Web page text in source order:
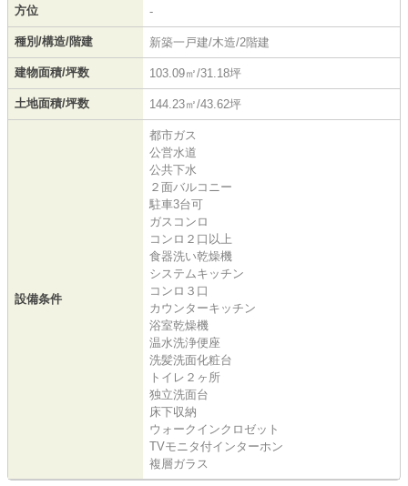
方位 -
種別/構造/階建 新築一戸建/木造/2階建
建物面積/坪数 103.09㎡/31.18坪
土地面積/坪数 144.23㎡/43.62坪
設備条件
都市ガス
公営水道
公共下水
２面バルコニー
駐車3台可
ガスコンロ
コンロ２口以上
食器洗い乾燥機
システムキッチン
コンロ３口
カウンターキッチン
浴室乾燥機
温水洗浄便座
洗髪洗面化粧台
トイレ２ヶ所
独立洗面台
床下収納
ウォークインクロゼット
TVモニタ付インターホン
複層ガラス